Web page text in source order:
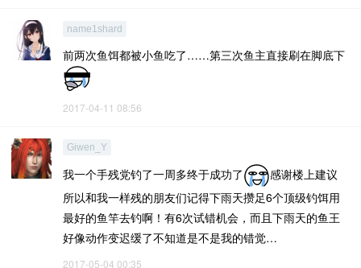
name1shard
前两次鱼饵都被小鱼吃了……第三次鱼主直接刷在脚底下
2017-04-11 08:56
Giwen_Y
我一个手残党钓了一周多终于成功了
感谢楼上建议
所以和我一样残的朋友们记得下雨天攒足6个顶级钓饵用
最好的鱼竿去钓啊！有6次试错机会，而且下雨天的鱼王
好像动作变迟缓了不知道是不是我的错觉…
2017-05-04 00:35